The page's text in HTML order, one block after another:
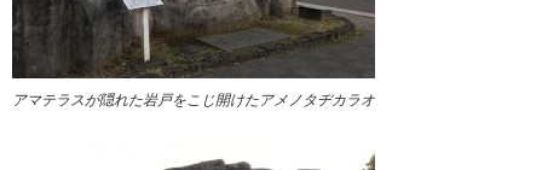
アマテラスが隠れた岩戸をこじ開けたアメノタヂカラオ